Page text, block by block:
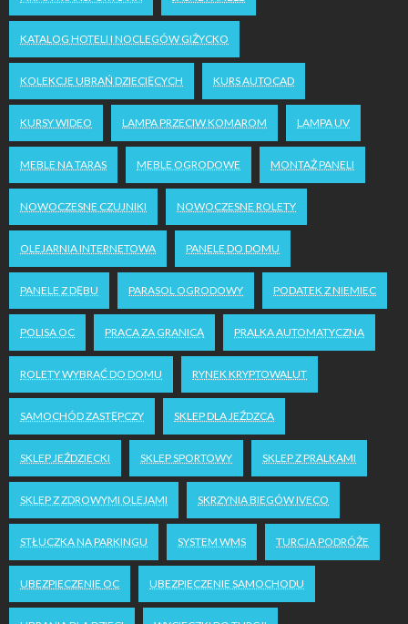
KATALOG HOTELI I NOCLEGÓW GIŻYCKO
KOLEKCJE UBRAŃ DZIECIĘCYCH KURS AUTOCAD
KURSY WIDEO LAMPA PRZECIW KOMAROM LAMPA UV
MEBLE NA TARAS MEBLE OGRODOWE MONTAŻ PANELI
NOWOCZESNE CZUJNIKI NOWOCZESNE ROLETY
OLEJARNIA INTERNETOWA PANELE DO DOMU
PANELE Z DĘBU PARASOL OGRODOWY PODATEK Z NIEMIEC
POLISA OC PRACA ZA GRANICĄ PRALKA AUTOMATYCZNA
ROLETY WYBRAĆ DO DOMU RYNEK KRYPTOWALUT
SAMOCHÓD ZASTĘPCZY SKLEP DLA JEŹDZCA
SKLEP JEŹDZIECKI SKLEP SPORTOWY SKLEP Z PRALKAMI
SKLEP Z ZDROWYMI OLEJAMI SKRZYNIA BIEGÓW IVECO
STŁUCZKA NA PARKINGU SYSTEM WMS TURCJA PODRÓŻE
UBEZPIECZENIE OC UBEZPIECZENIE SAMOCHODU